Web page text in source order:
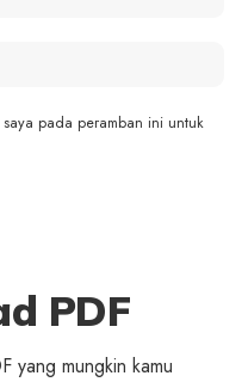
pada peramban ini untuk
PDF
yang mungkin kamu